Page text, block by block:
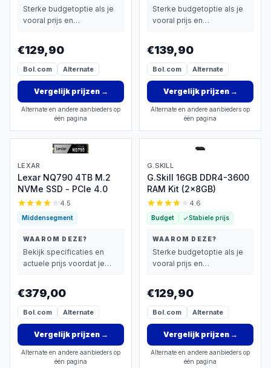
Sterke budgetoptie als je
vooral prijs en
€129,90
Bol.com Alternate
Vergelijk prijzen→
Alternate en andere aanbieders op
één pagina
Sterke budgetoptie als je
vooral prijs en
€139,90
Bol.com Alternate
Vergelijk prijzen→
Alternate en andere aanbieders op
één pagina
LEXAR
Lexar NQ790 4TB M.2
NVMe SSD - PCIe 4.0
4.5
Middensegment
WAAROM DEZE?
Bekijk specificaties en
actuele prijs voordat je
€379,00
Bol.com Alternate
Vergelijk prijzen→
Alternate en andere aanbieders op
één pagina
G.SKILL
G.Skill 16GB DDR4-3600
RAM Kit (2x8GB)
4.6
Budget Stabiele prijs
WAAROM DEZE?
Sterke budgetoptie als je
vooral prijs en
€129,90
Bol.com Alternate
Vergelijk prijzen→
Alternate en andere aanbieders op
één pagina